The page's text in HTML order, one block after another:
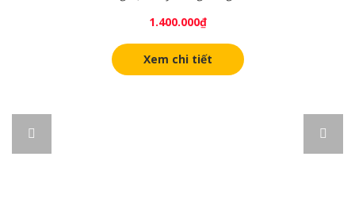
1.400.000₫
Xem chi tiết